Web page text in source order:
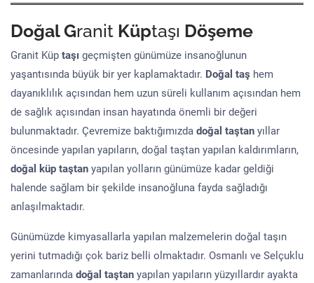
Doğal Granit Küptaşı Döşeme
Granit Küp taşı geçmişten günümüze insanoğlunun
yaşantısında büyük bir yer kaplamaktadır. Doğal taş hem
dayanıklılık açısından hem uzun süreli kullanım açısından hem
de sağlık açısından insan hayatında önemli bir değeri
bulunmaktadır. Çevremize baktığımızda doğal taştan yıllar
öncesinde yapılan yapıların, doğal taştan yapılan kaldırımların,
doğal küp taştan yapılan yolların günümüze kadar geldiği
halende sağlam bir şekilde insanoğluna fayda sağladığı
anlaşılmaktadır.
Günümüzde kimyasallarla yapılan malzemelerin doğal taşın
yerini tutmadığı çok bariz belli olmaktadır. Osmanlı ve Selçuklu
zamanlarında doğal taştan yapılan yapıların yüzyıllardır ayakta